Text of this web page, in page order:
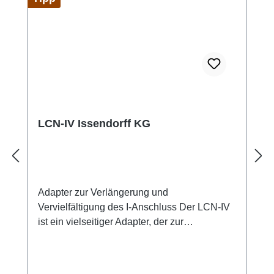
LCN-IV Issendorff KG
Adapter zur Verlängerung und
Vervielfältigung des I-Anschluss Der LCN-IV
ist ein vielseitiger Adapter, der zur